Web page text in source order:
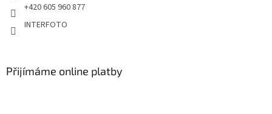
+420 605 960 877
INTERFOTO
Přijímáme online platby